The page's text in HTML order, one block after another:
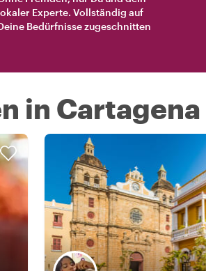
Experte. Vollständig auf
Bedürfnisse zugeschnitten
in Cartagena